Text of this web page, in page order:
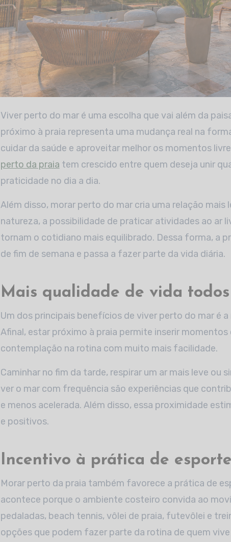
Viver perto do mar é uma escolha que vai além da paisagem. Para muitas pessoas, morar
próximo à praia representa uma mudança real na
cuidar da saúde e aproveitar melhor os momentos
perto da praia tem crescido entre quem deseja unir
praticidade no dia a dia.
Além disso, morar perto do mar cria uma relação
natureza, a possibilidade de praticar atividades ao ar
tornam o cotidiano mais equilibrado. Dessa forma, a
de fim de semana e passa a fazer parte da vida diária.
Mais qualidade de vida
Um dos principais benefícios de viver perto do mar é
Afinal, estar próximo à praia permite inserir
contemplação na rotina com muito mais facilidade.
Caminhar no fim da tarde, respirar um ar mais leve ou
ver o mar com frequência são experiências que
e menos acelerada. Além disso, essa proximidade
e positivos.
Incentivo à prática de
Morar perto da praia também favorece a prática de
acontece porque o ambiente costeiro convida ao
pedaladas, beach tennis, vôlei de praia, futevôlei e
opções que podem fazer parte da rotina de quem